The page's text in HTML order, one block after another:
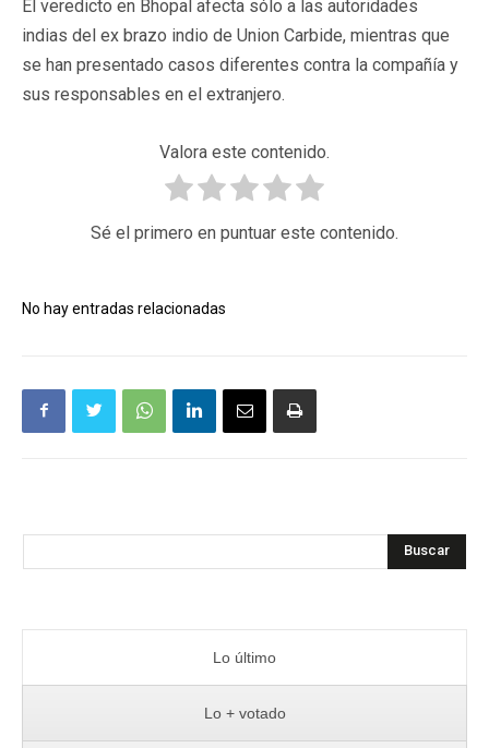
El veredicto en Bhopal afecta sólo a las autoridades
indias del ex brazo indio de Union Carbide, mientras que
se han presentado casos diferentes contra la compañía y
sus responsables en el extranjero.
Valora este contenido.
Sé el primero en puntuar este contenido.
No hay entradas relacionadas
Buscar
Lo último
Lo + votado